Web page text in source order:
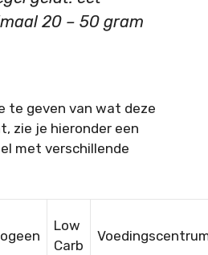
20 – 50 gram
te geven van wat deze
zie je hieronder een
met verschillende
Low
Carb